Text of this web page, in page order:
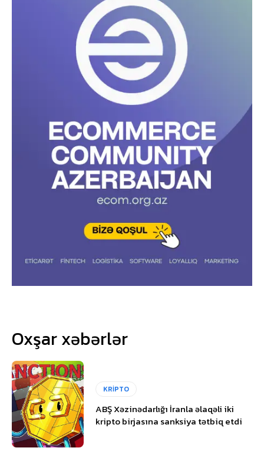
Oxşar xəbərlər
KRİPTO
ABŞ Xəzinədarlığı İranla əlaqəli iki
kripto birjasına sanksiya tətbiq etdi